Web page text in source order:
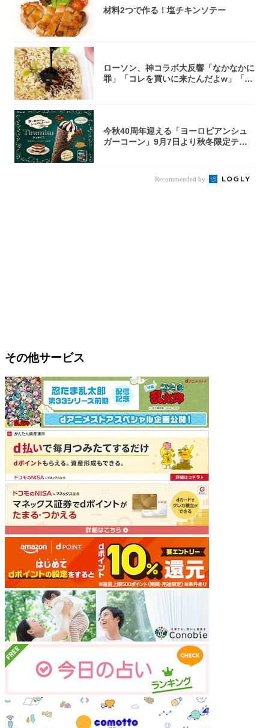
材料2つで作る！塩チキンソテー
ローソン、神コラボ大反響「なかなかに
罪」「コレを買いに来たんだよw」「３
今秋40周年迎える「ヨーロピアンシュ
ガーコーン」9月7日より秋冬限定ティ
Recommended by
その他サービス